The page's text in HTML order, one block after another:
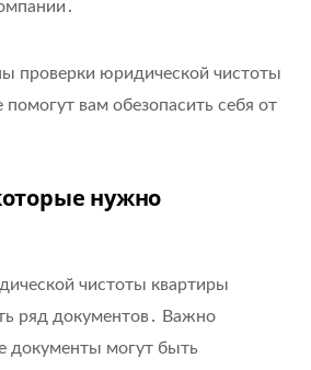
проверки юридической чистоты
вам обезопасить себя от
нужно
чистоты квартиры
ряд документов․ Важно
документы могут быть